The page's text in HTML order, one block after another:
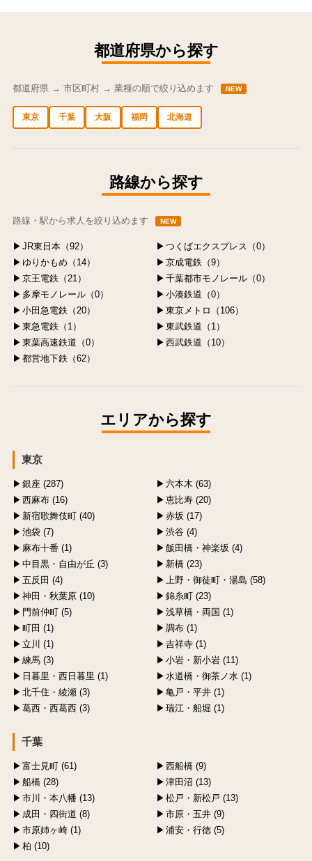
都道府県から探す
都道府県 → 市区町村 → 業種の順で絞り込めます NEW
東京 千葉 大阪 福岡 北海道
路線から探す
路線・駅から求人を絞り込めます NEW
JR東日本（92）
つくばエクスプレス（0）
ゆりかもめ（14）
京成電鉄（9）
京王電鉄（21）
千葉都市モノレール（0）
多摩モノレール（0）
小湊鉄道（0）
小田急電鉄（20）
東京メトロ（106）
東急電鉄（1）
東武鉄道（1）
東葉高速鉄道（0）
西武鉄道（10）
都営地下鉄（62）
エリアから探す
東京
銀座 (287)
六本木 (63)
西麻布 (16)
恵比寿 (20)
新宿歌舞伎町 (40)
赤坂 (17)
池袋 (7)
渋谷 (4)
麻布十番 (1)
飯田橋・神楽坂 (4)
中目黒・自由が丘 (3)
新橋 (23)
五反田 (4)
上野・御徒町・湯島 (58)
神田・秋葉原 (10)
錦糸町 (23)
門前仲町 (5)
浅草橋・両国 (1)
町田 (1)
調布 (1)
立川 (1)
吉祥寺 (1)
練馬 (3)
小岩・新小岩 (11)
日暮里・西日暮里 (1)
水道橋・御茶ノ水 (1)
北千住・綾瀬 (3)
亀戸・平井 (1)
葛西・西葛西 (3)
瑞江・船堀 (1)
千葉
富士見町 (61)
西船橋 (9)
船橋 (28)
津田沼 (13)
市川・本八幡 (13)
松戸・新松戸 (13)
成田・四街道 (8)
市原・五井 (9)
市原姉ヶ崎 (1)
浦安・行徳 (5)
柏 (10)